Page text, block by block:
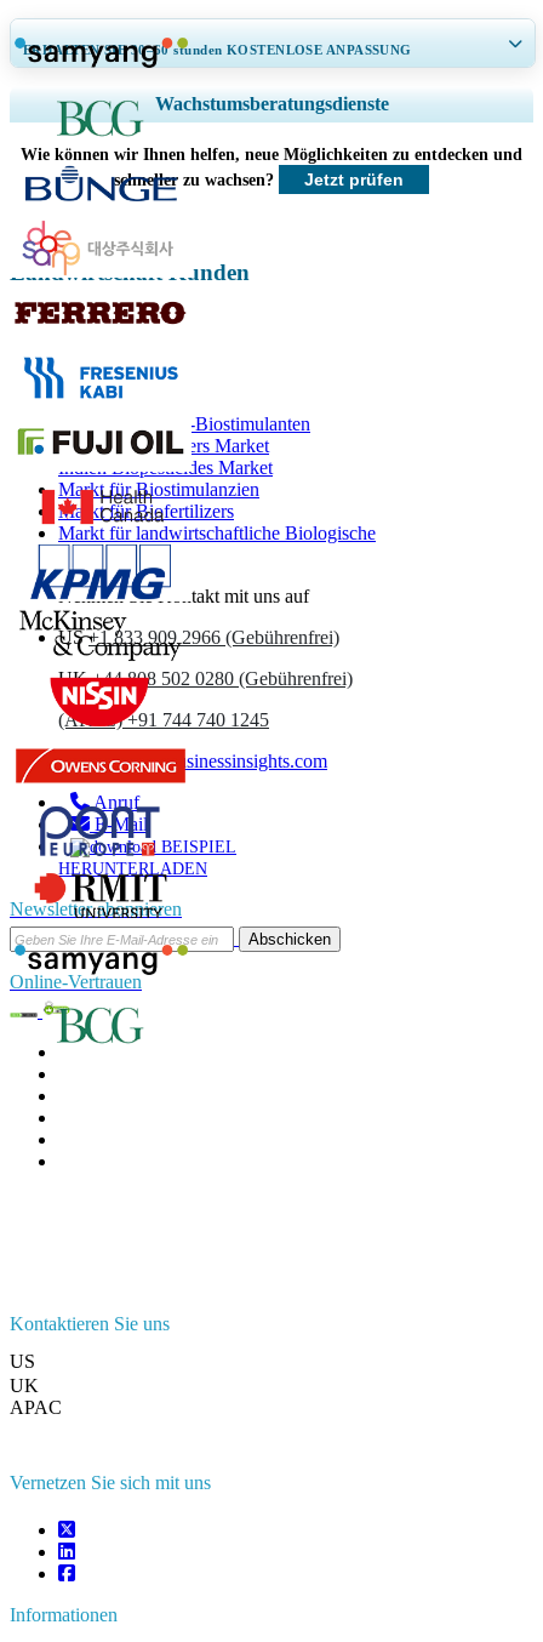
ERHALTEN SIE 30–60stunden KOSTENLOSE ANPASSUNG
Regionale und länderspezifische Abdeckung erweitern, Segmentanalyse,
Unternehmensprofile, Wettbewerbs-Benchmarking, und Endnutzer-
Einblicke.
Jetzt anpassen
Wachstumsberatungsdienste
Wie können wir Ihnen helfen, neue Möglichkeiten zu entdecken und
schneller zu wachsen?
Jetzt prüfen
Landwirtschaft Kunden
Verwandte Berichte
Markt für Indien -Biostimulanten
Indien Biofertilizers Market
Indien Biopesticides Market
Markt für Biostimulanzien
Markt für Biofertilizers
Markt für landwirtschaftliche Biologische
Nehmen Sie Kontakt mit uns auf
US+1 833 909 2966 (Gebührenfrei)
UK+44 808 502 0280 (Gebührenfrei)
(APAC) +91 744 740 1245
sales@fortunebusinessinsights.com
Anruf
E-Mail
BEISPIEL
HERUNTERLADEN
Newsletter abonnieren
Abschicken
Online-Vertrauen
Kontaktieren Sie uns
US
UK
APAC
Vernetzen Sie sich mit uns
Informationen